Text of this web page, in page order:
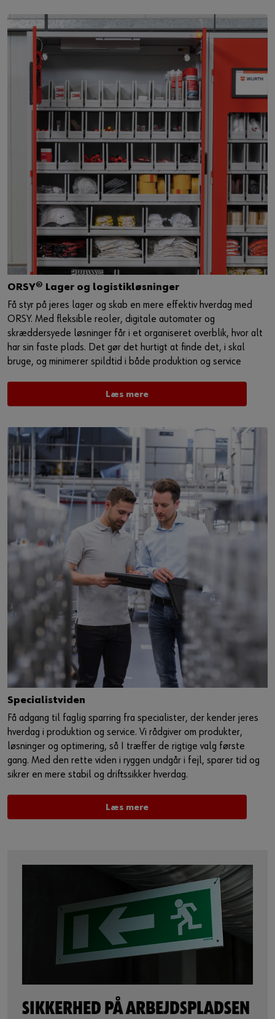
ORSY® Lager og logistikløsninger
Få styr på jeres lager og skab en mere effektiv hverdag med
ORSY. Med fleksible reoler, digitale automater og
skræddersyede løsninger får i et organiseret overblik, hvor alt
har sin faste plads. Det gør det hurtigt at finde det, i skal
bruge, og minimerer spildtid i både produktion og service
Læs mere
Specialistviden
Få adgang til faglig sparring fra specialister, der kender jeres
hverdag i produktion og service. Vi rådgiver om produkter,
løsninger og optimering, så I træffer de rigtige valg første
gang. Med den rette viden i ryggen undgår i fejl, sparer tid og
sikrer en mere stabil og driftssikker hverdag.
Læs mere
SIKKERHED PÅ ARBEJDSPLADSEN